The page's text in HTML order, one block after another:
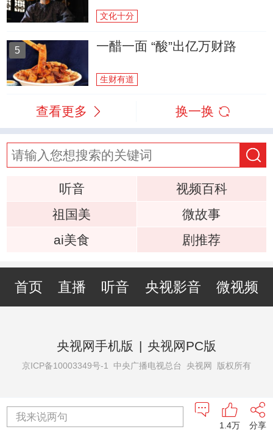
文化十分
5 一醋一面 “酸”出亿万财路
生财有道
查看更多 换一换
听音
视频百科
祖国美
微故事
ai美食
剧推荐
首页 直播 听音 央视影音 微视频
央视网手机版 | 央视网PC版
京ICP备10003349号-1 中央广播电视总台 央视网 版权所有
我来说两句
分享
1.4万